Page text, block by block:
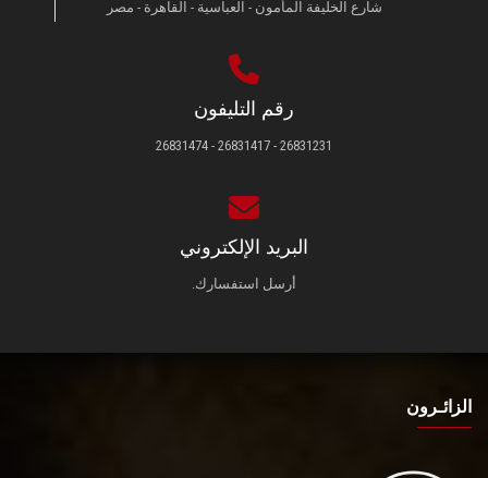
شارع الخليفة المأمون - العباسية - القاهرة - مصر
رقم التليفون
26831231 - 26831417 - 26831474
البريد الإلكتروني
أرسل استفسارك.
الزائـرون